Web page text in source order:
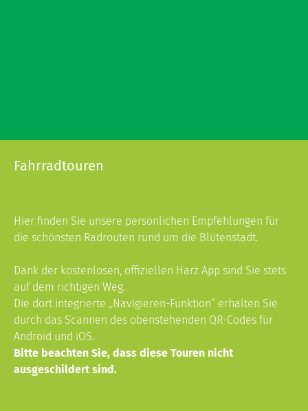
Fahrradtouren
Hier finden Sie unsere persönlichen Empfehlungen für
die schönsten Radrouten rund um die Blütenstadt.
Dank der kostenlosen, offiziellen Harz App sind Sie stets
auf dem richtigen Weg.
Die dort integrierte „Navigieren-Funktion“ erhalten Sie
durch das Scannen des obenstehenden QR-Codes für
Android und iOS.
Bitte beachten Sie, dass diese Touren nicht
ausgeschildert sind.